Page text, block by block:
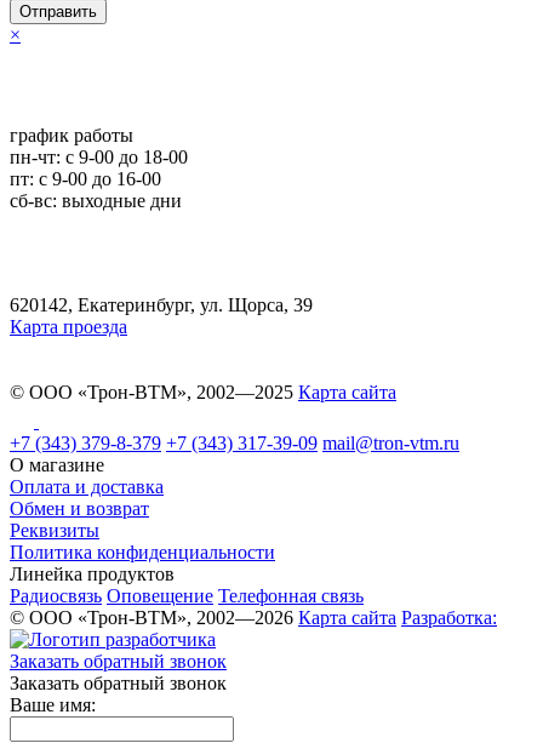
Отправить
×
график работы
пн-чт: c 9-00 до 18-00
пт: с 9-00 до 16-00
сб-вс: выходные дни
620142, Екатеринбург, ул. Щорса, 39
Карта проезда
© ООО «Трон-ВТМ», 2002—2025 Карта сайта
+7 (343) 379-8-379 +7 (343) 317-39-09 mail@tron-vtm.ru
О магазине
Оплата и доставка
Обмен и возврат
Реквизиты
Политика конфиденциальности
Линейка продуктов
Радиосвязь Оповещение Телефонная связь
© ООО «Трон-ВТМ», 2002—2026 Карта сайта Разработка:
Заказать обратный звонок
Заказать обратный звонок
Ваше имя: